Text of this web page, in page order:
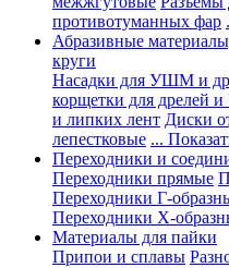
противотуманных фар
Абразивные
круги
Насадки для УШМ и
корщетки для дрелей
и липких лент Диски
лепестковые ...
Переходники и
Переходники прямые
Переходники Г-
Переходники Х-
Материалы для пайки
Припои и сплавы